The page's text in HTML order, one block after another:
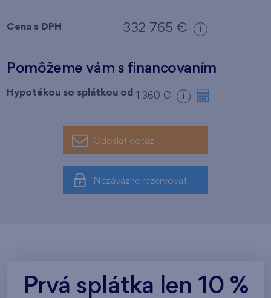
Cena s DPH 332 765 € i
Pomôžeme vám s financovaním
Hypotékou so splátkou od 1 360 € i
Odoslať dotaz
Nezáväzne rezervovať
Prvá splátka len 10 %